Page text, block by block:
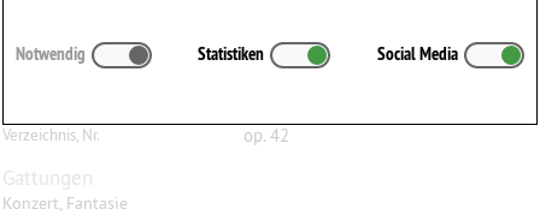
Concert Fantasy, op. 42, für Bratsche und Orchester
Verzeichnis, Nr. op. 42
Gattungen
Konzert, Fantasie
Notwendig Statistiken Social Media